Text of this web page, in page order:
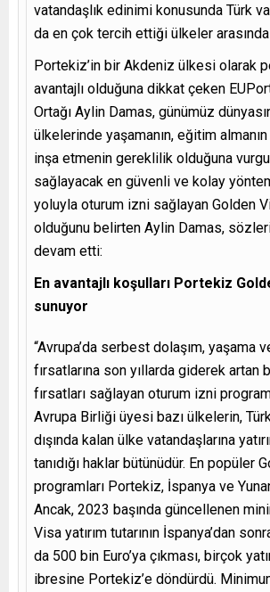
vatandaşlık edinimi konusunda Türk
da en çok tercih ettiği ülkeler arasında
Portekiz’in bir Akdeniz ülkesi olarak
avantajlı olduğuna dikkat çeken
Ortağı Aylin Damas, günümüz
ülkelerinde yaşamanın, eğitim
inşa etmenin gereklilik olduğuna vurgu
sağlayacak en güvenli ve kolay
yoluyla oturum izni sağlayan Golden
olduğunu belirten Aylin Damas,
devam etti:
En avantajlı koşulları Portekiz
sunuyor
“Avrupa’da serbest dolaşım, yaşama
fırsatlarına son yıllarda giderek artan
fırsatları sağlayan oturum izni
Avrupa Birliği üyesi bazı ülkelerin,
dışında kalan ülke vatandaşlarına
tanıdığı haklar bütünüdür. En popüler
programları Portekiz, İspanya ve
Ancak, 2023 başında güncellenen
Visa yatırım tutarının İspanya’dan
da 500 bin Euro’ya çıkması, birçok
ibresine Portekiz’e döndürdü.